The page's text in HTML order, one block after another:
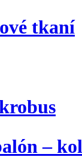
tkaní
–